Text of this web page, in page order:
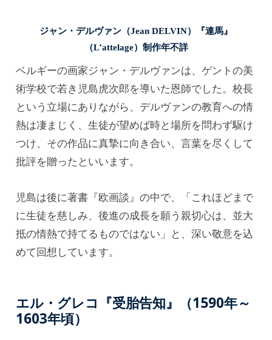
ジャン・デルヴァン（Jean DELVIN）『連馬』
（L’attelage）制作年不詳
ベルギーの画家ジャン・デルヴァンは、ゲントの美
術学校で若き児島虎次郎を導いた恩師でした。校長
という立場にありながら、デルヴァンの教育への情
熱は凄まじく、生徒が望めば時と場所を問わず駆け
つけ、その作品に真摯に向き合い、言葉を尽くして
批評を贈ったといいます。
児島は後に著書『欧画談』の中で、「これほどまで
に生徒を慈しみ、後進の成長を願う親切心は、並大
抵の情熱で持てるものではない」と、深い敬意を込
めて回想しています。
エル・グレコ『受胎告知』（1590年～
1603年頃）